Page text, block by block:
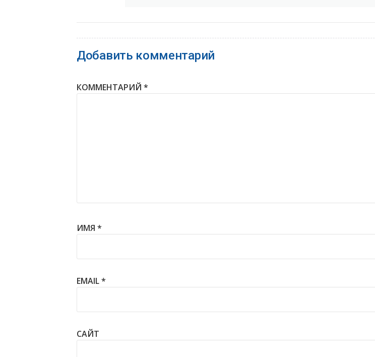
Добавить комментарий
КОММЕНТАРИЙ *
ИМЯ *
EMAIL*
САЙТ